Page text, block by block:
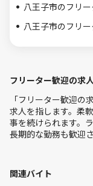
八王子市のフリ
八王子市のフリ
フリーター歓迎の求
「フリーター歓迎の
求人を指します。柔
事を続けられます。
長期的な勤務も歓迎さ
関連バイト